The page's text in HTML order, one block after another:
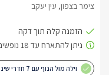
צימר בצפון, עין יעקב
וילה מול הנוף עם 7 חדרי שינה